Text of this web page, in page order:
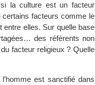
la culture est un facteur
certains facteurs comme le
entre elles. Sur quelle base
des référents non
facteur religieux ? Quelle
est sanctifié dans